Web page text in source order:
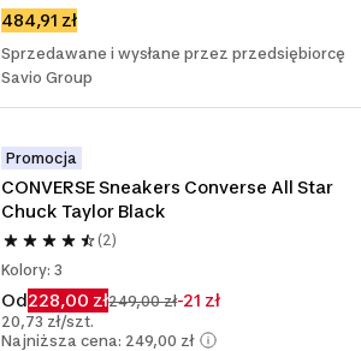
484,91 zł
Sprzedawane i wysłane przez przedsiębiorcę
Savio Group
Promocja
CONVERSE Sneakers Converse All Star
Chuck Taylor Black
(2)
Kolory: 3
Od228,00 zł249,00 zł-21 zł
20,73 zł/szt.
Najniższa cena: 249,00 zł